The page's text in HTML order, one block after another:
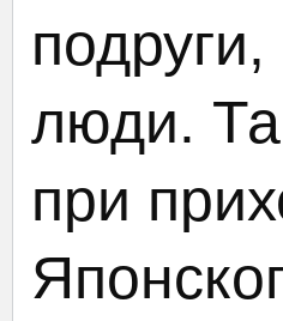
люди.
при